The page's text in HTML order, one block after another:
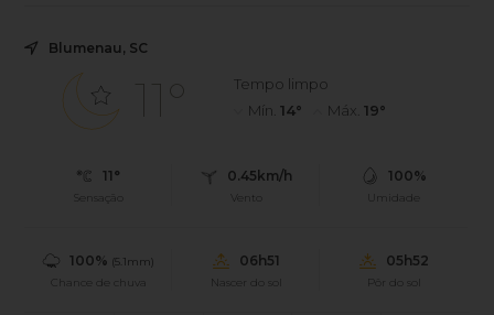
Blumenau, SC
11°
Tempo limpo
Mín. 14° Máx. 19°
11°
Sensação
0.45km/h
Vento
100%
Umidade
100% (5.1mm)
Chance de chuva
06h51
Nascer do sol
05h52
Pôr do sol